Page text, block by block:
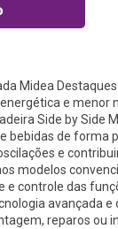
Midea
e menor
Side by
de forma
e
modelos
controle das
avançada
reparos